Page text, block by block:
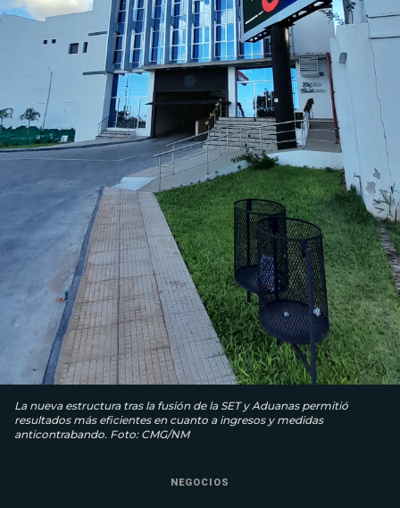
La nueva estructura tras la fusión de la SET y Aduanas permitió
resultados más eficientes en cuanto a ingresos y medidas
anticontrabando. Foto: CMG/NM
NEGOCIOS